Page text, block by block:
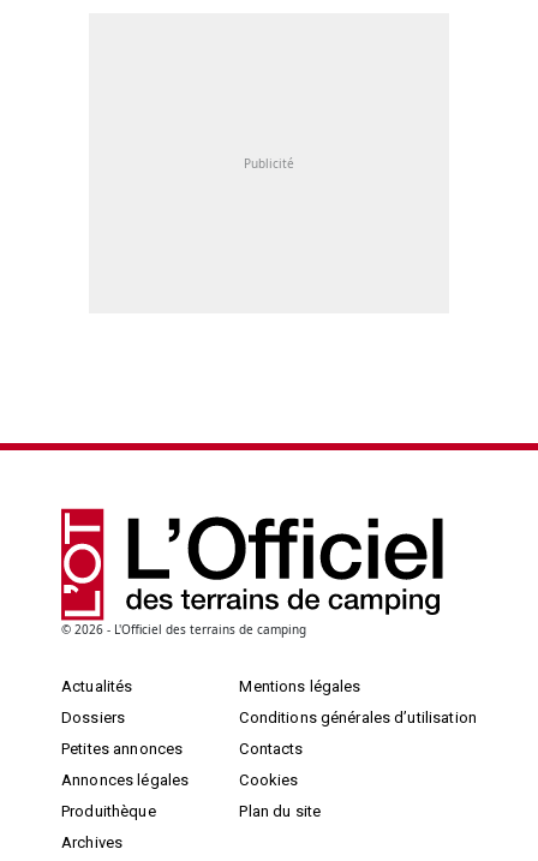
© 2026 - L'Officiel des terrains de camping
Actualités
Dossiers
Petites annonces
Annonces légales
Produithèque
Archives
Mentions légales
Conditions générales d’utilisation
Contacts
Cookies
Plan du site